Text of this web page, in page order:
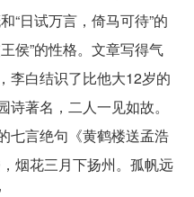
“日试万言，倚马可待”的
侯”的性格。文章写得气
李白结识了比他大12岁的
著名，二人一见如故。
七言绝句《黄鹤楼送孟浩
烟花三月下扬州。孤帆远